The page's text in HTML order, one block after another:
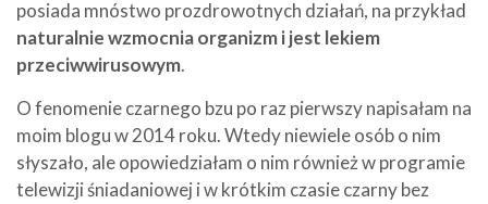
posiada mnóstwo prozdrowotnych działań, na przykład
naturalnie wzmocnia organizm i jest lekiem
przeciwwirusowym.
O fenomenie czarnego bzu po raz pierwszy napisałam na
moim blogu w 2014 roku. Wtedy niewiele osób o nim
słyszało, ale opowiedziałam o nim również w programie
telewizji śniadaniowej i w krótkim czasie czarny bez